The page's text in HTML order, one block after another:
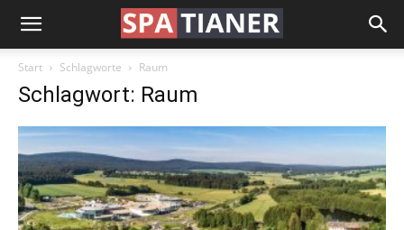
Start Schlagworte Raum
Schlagwort: Raum